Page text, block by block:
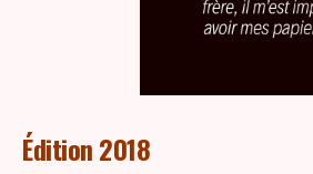
Édition 2018